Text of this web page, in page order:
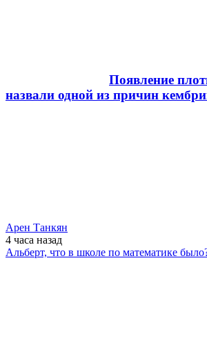
Появление
назвали одной из причин
Арен Танкян
4 часа назад
Альберт, что в школе по математике